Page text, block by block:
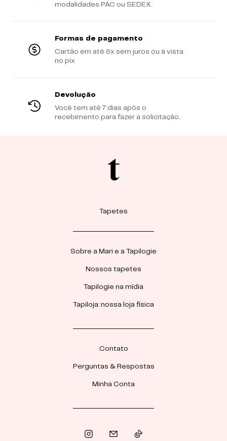
modalidades PAC ou SEDEX.
Formas de pagamento
Cartão em até 6x sem juros ou à vista
no pix
Devolução
Você tem até 7 dias após o
recebimento para fazer a solicitação.
Tapetes
Sobre a Mari e a Tapilogie
Nossos tapetes
Tapilogie na mídia
Tapiloja: nossa loja física
Contato
Perguntas & Respostas
Minha Conta